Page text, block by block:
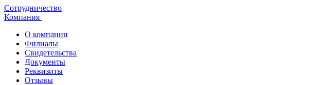
Сотрудничество
Компания
О компании
Филиалы
Свидетельства
Документы
Реквизиты
Отзывы